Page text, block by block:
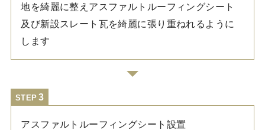
地を綺麗に整えアスファルトルーフィングシート
及び新設スレート瓦を綺麗に張り重ねれるように
します
STEP
アスファルトルーフィングシート設置